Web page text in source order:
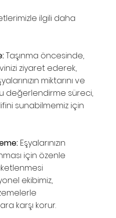
ilgili daha
Taşınma öncesinde,
ziyaret ederek,
miktarını ve
değerlendirme süreci,
sunabilmemiz için
Eşyalarınızın
için özenle
ekibimiz,
karşı korur.